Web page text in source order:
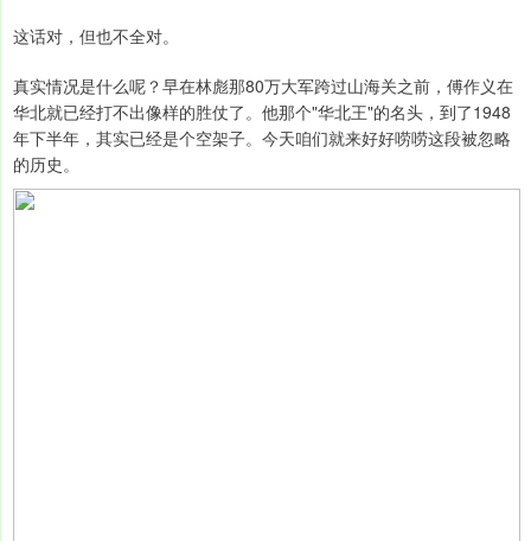
这话对，但也不全对。
真实情况是什么呢？早在林彪那80万大军跨过山海关之前，傅作义在
华北就已经打不出像样的胜仗了。他那个"华北王"的名头，到了1948
年下半年，其实已经是个空架子。今天咱们就来好好唠唠这段被忽略
的历史。